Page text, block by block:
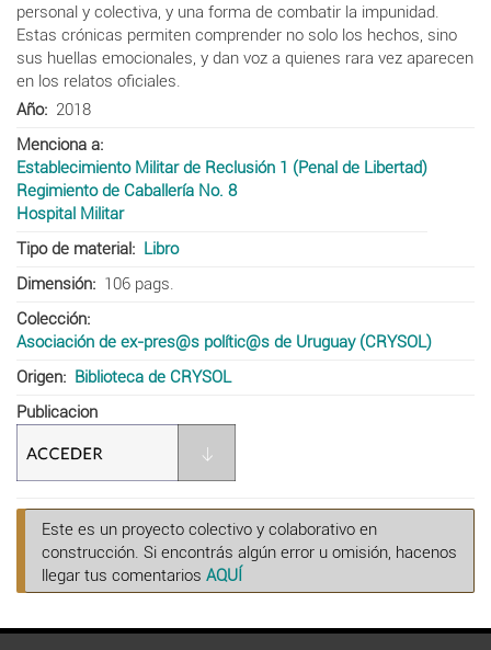
personal y colectiva, y una forma de combatir la impunidad.
Estas crónicas permiten comprender no solo los hechos, sino
sus huellas emocionales, y dan voz a quienes rara vez aparecen
en los relatos oficiales.
Año
2018
Menciona a
Establecimiento Militar de Reclusión 1 (Penal de Libertad)
Regimiento de Caballería No. 8
Hospital Militar
Tipo de material
Libro
Dimensión
106 pags.
Colección
Asociación de ex-pres@s polític@s de Uruguay (CRYSOL)
Origen
Biblioteca de CRYSOL
Publicacion
Este es un proyecto colectivo y colaborativo en
construcción. Si encontrás algún error u omisión, hacenos
llegar tus comentarios AQUÍ